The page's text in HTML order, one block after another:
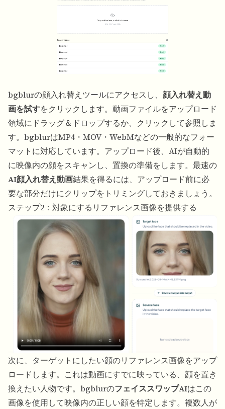
bgblurの顔入れ替えツールにアクセスし、 顔入れ替え動
画を試すをクリックします。動画ファイルをアップロード
領域にドラッグ＆ドロップするか、クリックして参照しま
す。bgblurはMP4・MOV・WebMなどの一般的なフォー
マットに対応しています。アップロード後、AIが自動的
に映像内の顔をスキャンし、置換の準備をします。最速の
AI顔入れ替え動画結果を得るには、アップロード前に必
要な部分だけにクリップをトリミングしておきましょう。
ステップ2：対象にするリファレンス画像を提供する
次に、ターゲットにしたい顔のリファレンス画像をアップ
ロードします。これは動画にすでに映っている、顔を置き
換えたい人物です。bgblurのフェイススワップAIはこの
画像を使用して映像内の正しい顔を特定します。複数人が